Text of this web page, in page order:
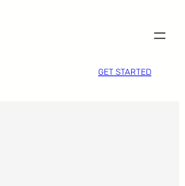
GET STARTED